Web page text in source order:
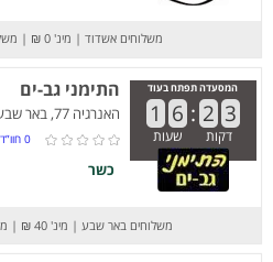
משלוחים אשדוד | מינ' 0 ₪ |
המסעדה תפתח בעוד
1 6 : 2 3
דקות שעות
התימני גב-ים
האנרגיה 77, באר שבע
0 חוו”ד
כשר
משלוחים באר שבע | מינ' 40 ₪ |